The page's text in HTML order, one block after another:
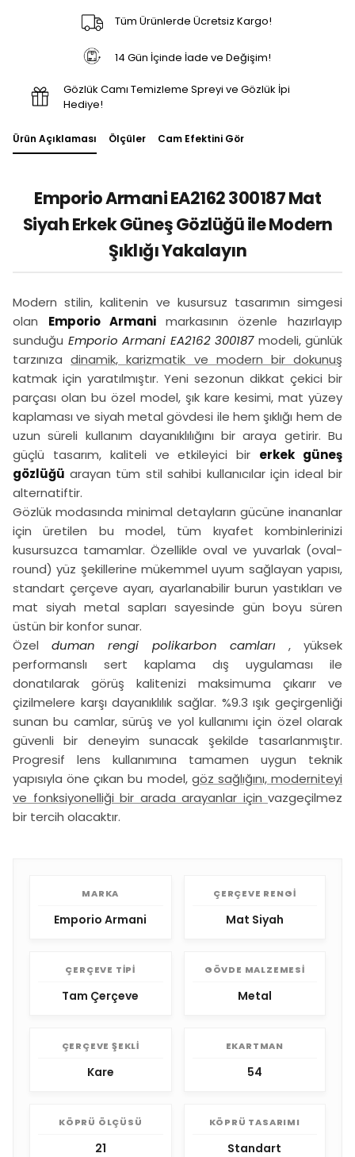
Tüm Ürünlerde Ücretsiz Kargo!
14 Gün İçinde İade ve Değişim!
Gözlük Camı Temizleme Spreyi ve Gözlük İpi
Hediye!
Ürün Açıklaması Ölçüler Cam Efektini Gör
Emporio Armani EA2162 300187 Mat
Siyah Erkek Güneş Gözlüğü ile Modern
Şıklığı Yakalayın
Modern stilin, kalitenin ve kusursuz tasarımın simgesi
olan Emporio Armani markasının özenle hazırlayıp
sunduğu Emporio Armani EA2162 300187 modeli, günlük
tarzınızadinamik, karizmatik ve modern bir dokunuş
katmak için yaratılmıştır. Yeni sezonun dikkat çekici bir
parçası olan bu özel model, şık kare kesimi, mat yüzey
kaplaması ve siyah metal gövdesi ile hem şıklığı hem de
uzun süreli kullanım dayanıklılığını bir araya getirir. Bu
güçlü tasarım, kaliteli ve etkileyici bir erkek güneş
gözlüğü arayan tüm stil sahibi kullanıcılar için ideal bir
alternatiftir.
Gözlük modasında minimal detayların gücüne inananlar
için üretilen bu model, tüm kıyafet kombinlerinizi
kusursuzca tamamlar. Özellikle oval ve yuvarlak (oval-
round) yüz şekillerine mükemmel uyum sağlayan yapısı,
standart çerçeve ayarı, ayarlanabilir burun yastıkları ve
mat siyah metal sapları sayesinde gün boyu süren
üstün bir konfor sunar.
Özelduman rengi polikarbon camları , yüksek
performanslı sert kaplama dış uygulaması ile
donatılarak görüş kalitenizi maksimuma çıkarır ve
çizilmelere karşı dayanıklılık sağlar. %9.3 ışık geçirgenliği
sunan bu camlar, sürüş ve yol kullanımı için özel olarak
güvenli bir deneyim sunacak şekilde tasarlanmıştır.
Progresif lens kullanımına tamamen uygun teknik
yapısıyla öne çıkan bu model, göz sağlığını, moderniteyi
ve fonksiyonelliği bir arada arayanlar için vazgeçilmez
bir tercih olacaktır.
MARKA
Emporio Armani
ÇERÇEVE RENGI
Mat Siyah
ÇERÇEVE TIPI
Tam Çerçeve
GÖVDE MALZEMESI
Metal
ÇERÇEVE ŞEKLI
Kare
EKARTMAN
54
KÖPRÜ ÖLÇÜSÜ
21
KÖPRÜ TASARIMI
Standart